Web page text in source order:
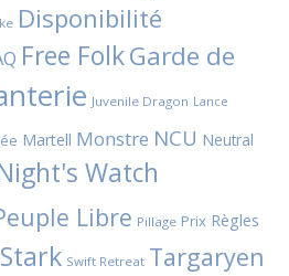
Disponibilité
Free FolkGarde de
Juvenile Dragon Lance
Martell Monstre NCU Neutral
Watch
Libre Pillage Prix Règles
Stark Swift Retreat Targaryen